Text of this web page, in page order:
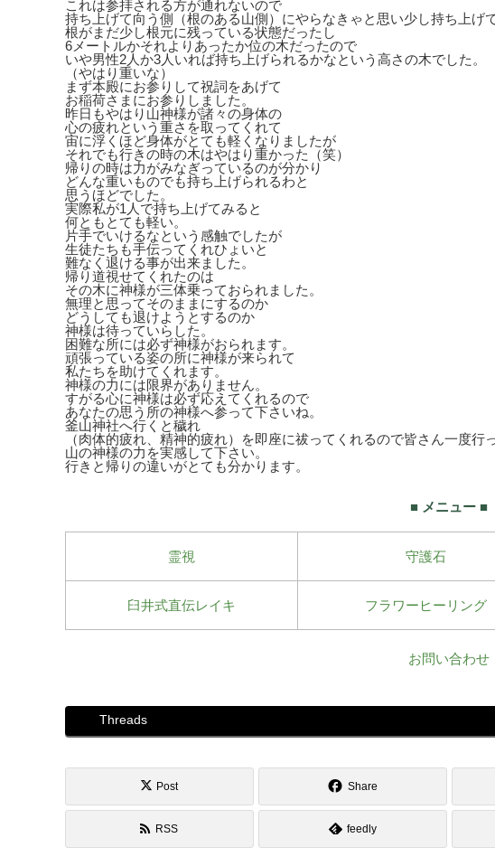
これは参拝される方が通れないので
持ち上げて向う側（根のある山側）にやらなきゃと思い少し持ち上げ
根がまだ少し根元に残っている状態だったし
6メートルかそれよりあったか位の木だったので
いや男性2人か3人いれば持ち上げられるかなという高さの木でした。
（やはり重いな）
まず本殿にお参りして祝詞をあげて
お稲荷さまにお参りしました。
昨日もやはり山神様が諸々の身体の
心の疲れという重さを取ってくれて
宙に浮くほど身体がとても軽くなりましたが
それでも行きの時の木はやはり重かった（笑）
帰りの時は力がみなぎっているのが分かり
どんな重いものでも持ち上げられるわと
思うほどでした。
実際私が1人で持ち上げてみると
何ともとても軽い。
片手でいけるなという感触でしたが
生徒たちも手伝ってくれひょいと
難なく退ける事が出来ました。
帰り道視せてくれたのは
その木に神様が三体乗っておられました。
無理と思ってそのままにするのか
どうしても退けようとするのか
神様は待っていらした。
困難な所には必ず神様がおられます。
頑張っている姿の所に神様が来られて
私たちを助けてくれます。
神様の力には限界がありません。
すがる心に神様は必ず応えてくれるので
あなたの思う所の神様へ参って下さいね。
釜山神社へ行くと穢れ
（肉体的疲れ、精神的疲れ）を即座に祓ってくれるので皆さん一度行
山の神様の力を実感して下さい。
行きと帰りの違いがとても分かります。
■ メニュー ■
霊視 守護石
臼井式直伝レイキ フラワーヒーリング
お問い合わせ
Threads
Post Share
RSS feedly